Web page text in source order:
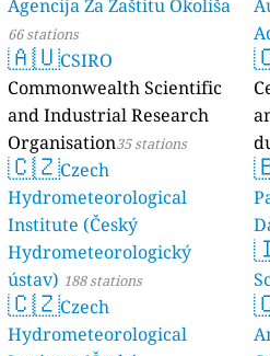
Agencija Za Zaštitu Okoliša
66 stations
🇦🇺CSIRO
Commonwealth Scientific
and Industrial Research
Organisation35 stations
🇨🇿Czech
Hydrometeorological
Institute (Český
Hydrometeorologický
ústav) 188 stations
🇨🇿Czech
Hydrometeorological